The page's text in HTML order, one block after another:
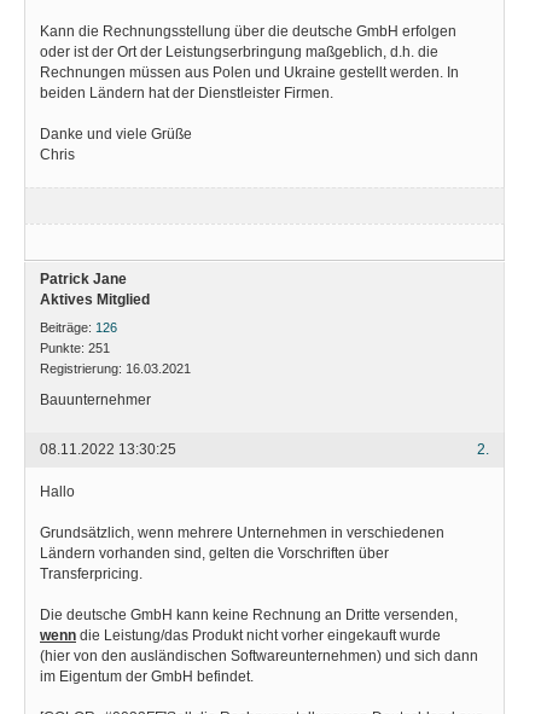
Kann die Rechnungsstellung über die deutsche GmbH erfolgen
oder ist der Ort der Leistungserbringung maßgeblich, d.h. die
Rechnungen müssen aus Polen und Ukraine gestellt werden. In
beiden Ländern hat der Dienstleister Firmen.
Danke und viele Grüße
Chris
Patrick Jane
Aktives Mitglied
Beiträge: 126
Punkte: 251
Registrierung: 16.03.2021
Bauunternehmer
2.
08.11.2022 13:30:25
Hallo
Grundsätzlich, wenn mehrere Unternehmen in verschiedenen
Ländern vorhanden sind, gelten die Vorschriften über
Transferpricing.
Die deutsche GmbH kann keine Rechnung an Dritte versenden,
wenn die Leistung/das Produkt nicht vorher eingekauft wurde
(hier von den ausländischen Softwareunternehmen) und sich dann
im Eigentum der GmbH befindet.